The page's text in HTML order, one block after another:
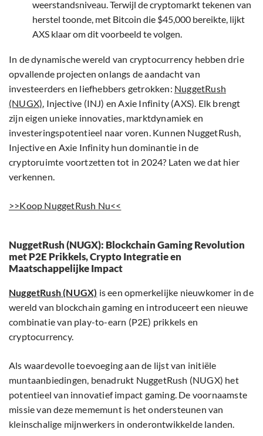
weerstandsniveau. Terwijl de cryptomarkt tekenen van
herstel toonde, met Bitcoin die $45,000 bereikte, lijkt
AXS klaar om dit voorbeeld te volgen.
In de dynamische wereld van cryptocurrency hebben drie
opvallende projecten onlangs de aandacht van
investeerders en liefhebbers getrokken: NuggetRush
(NUGX), Injective (INJ) en Axie Infinity (AXS). Elk brengt
zijn eigen unieke innovaties, marktdynamiek en
investeringspotentieel naar voren. Kunnen NuggetRush,
Injective en Axie Infinity hun dominantie in de
cryptoruimte voortzetten tot in 2024? Laten we dat hier
verkennen.
>>Koop NuggetRush Nu<<
NuggetRush (NUGX): Blockchain Gaming Revolution
met P2E Prikkels, Crypto Integratie en
Maatschappelijke Impact
NuggetRush (NUGX) is een opmerkelijke nieuwkomer in de
wereld van blockchain gaming en introduceert een nieuwe
combinatie van play-to-earn (P2E) prikkels en
cryptocurrency.
Als waardevolle toevoeging aan de lijst van initiële
muntaanbiedingen, benadrukt NuggetRush (NUGX) het
potentieel van innovatief impact gaming. De voornaamste
missie van deze mememunt is het ondersteunen van
kleinschalige mijnwerkers in onderontwikkelde landen.